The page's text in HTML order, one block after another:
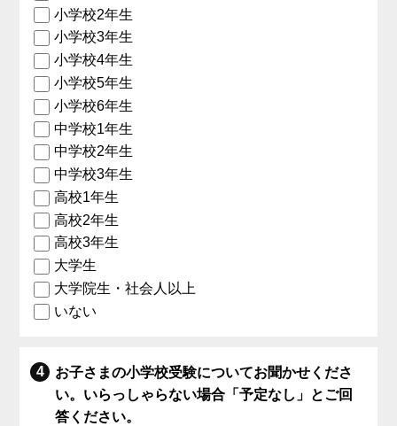
小学校2年生
小学校3年生
小学校4年生
小学校5年生
小学校6年生
中学校1年生
中学校2年生
中学校3年生
高校1年生
高校2年生
高校3年生
大学生
大学院生・社会人以上
いない
お子さまの小学校受験についてお聞かせくださ
い。いらっしゃらない場合「予定なし」とご回
答ください。